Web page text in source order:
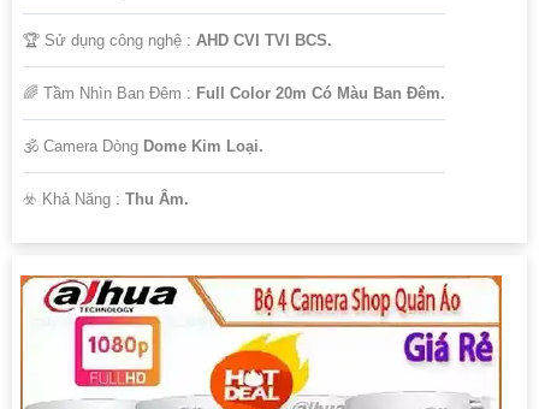
🏆 Sử dụng công nghệ : AHD CVI TVI BCS.
🌈 Tầm Nhìn Ban Đêm : Full Color 20m Có Màu Ban Đêm.
🕉️ Camera Dòng Dome Kim Loại.
️☣️ Khả Năng : Thu Âm.